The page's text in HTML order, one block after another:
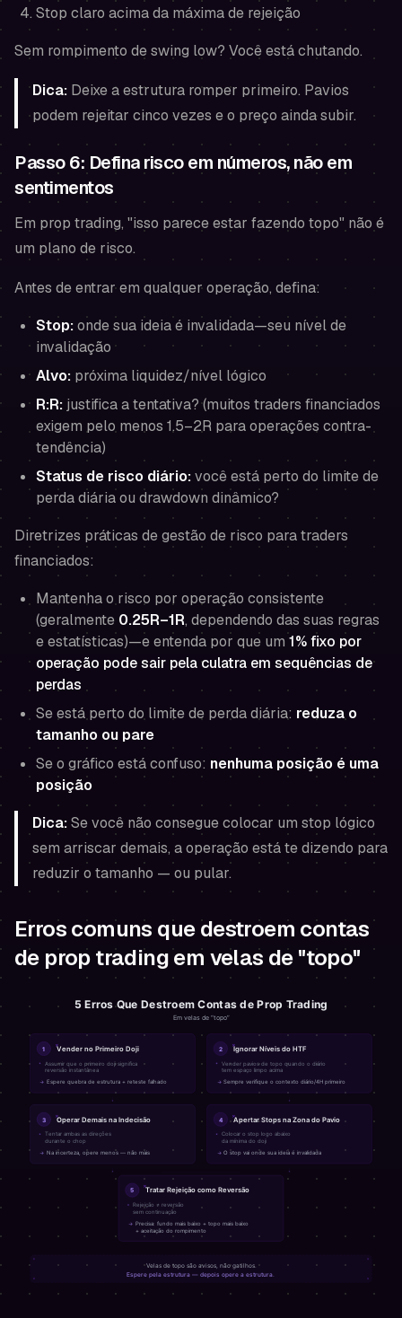
Stop claro acima da máxima de rejeição
Sem rompimento de swing low? Você está chutando.
Dica: Deixe a estrutura romper primeiro. Pavios
podem rejeitar cinco vezes e o preço ainda subir.
Passo 6: Defina risco em números, não em
sentimentos
Em prop trading, "isso parece estar fazendo topo" não é
um plano de risco.
Antes de entrar em qualquer operação, defina:
Stop:onde sua ideia é invalidada—seu nível de
invalidação
Alvo: próxima liquidez/nível lógico
R:R: justifica a tentativa? (muitos traders financiados
exigem pelo menos 1.5–2R para operações contra-
tendência)
Status de risco diário:você está perto do limite de
perda diária ou drawdown dinâmico?
Diretrizes práticas de gestão de risco para traders
financiados:
Mantenha o risco por operação consistente
(geralmente 0.25R–1R, dependendo das suas regras
e estatísticas)—e entenda por que um 1% fixo por
operação pode sair pela culatra em sequências de
perdas
Se está perto do limite de perda diária: reduza o
tamanho ou pare
Se o gráfico está confuso: nenhuma posição é uma
posição
Dica:Se você não consegue colocar um stop lógico
sem arriscar demais, a operação está te dizendo para
reduzir o tamanho — ou pular.
Erros comuns que destroem contas
de prop trading em velas de "topo"